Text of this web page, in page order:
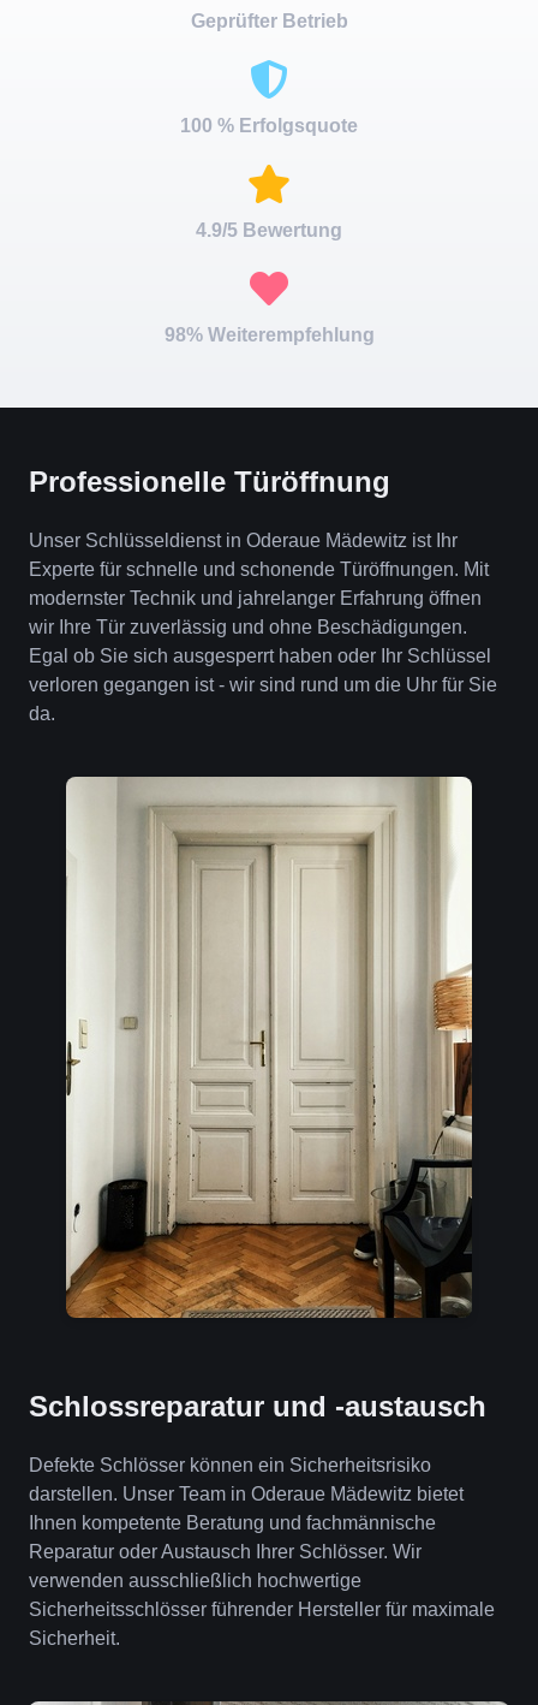
Geprüfter Betrieb
100 % Erfolgsquote
4.9/5 Bewertung
98% Weiterempfehlung
Professionelle Türöffnung
Unser Schlüsseldienst in Oderaue Mädewitz ist Ihr
Experte für schnelle und schonende Türöffnungen. Mit
modernster Technik und jahrelanger Erfahrung öffnen
wir Ihre Tür zuverlässig und ohne Beschädigungen.
Egal ob Sie sich ausgesperrt haben oder Ihr Schlüssel
verloren gegangen ist - wir sind rund um die Uhr für Sie
da.
Schlossreparatur und -austausch
Defekte Schlösser können ein Sicherheitsrisiko
darstellen. Unser Team in Oderaue Mädewitz bietet
Ihnen kompetente Beratung und fachmännische
Reparatur oder Austausch Ihrer Schlösser. Wir
verwenden ausschließlich hochwertige
Sicherheitsschlösser führender Hersteller für maximale
Sicherheit.